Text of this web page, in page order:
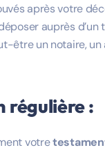
après votre
auprès d’un
être un notaire, un
régulière :
votre